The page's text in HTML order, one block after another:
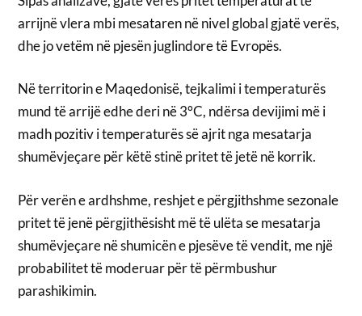
arrijnë vlera mbi mesataren në nivel global gjatë verës,
dhe jo vetëm në pjesën juglindore të Evropës.
Në territorin e Maqedonisë, tejkalimi i temperaturës
mund të arrijë edhe deri në 3°C, ndërsa devijimi më i
madh pozitiv i temperaturës së ajrit nga mesatarja
shumëvjeçare për këtë stinë pritet të jetë në korrik.
Për verën e ardhshme, reshjet e përgjithshme sezonale
pritet të jenë përgjithësisht më të ulëta se mesatarja
shumëvjeçare në shumicën e pjesëve të vendit, me një
probabilitet të moderuar për të përmbushur
parashikimin.